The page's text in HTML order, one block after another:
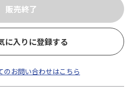
に入りに登録する
のお問い合わせはこちら